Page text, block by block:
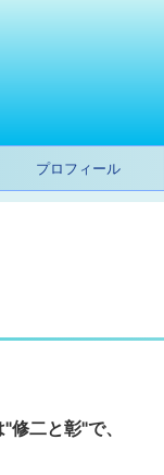
プロフィール
二と彰"で、